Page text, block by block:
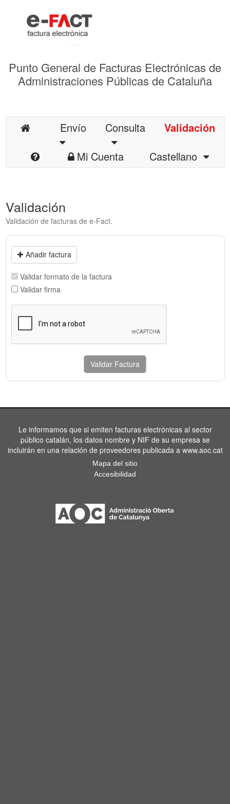
Punto General de Facturas Electrónicas de
Administraciones Públicas de Cataluña
Envío Consulta
Validación
Mi Cuenta
Castellano
Validación
Validación de facturas de e-Fact.
Añadir factura
Validar formato de la factura
Validar firma
Validar Factura
Le informamos que si emiten facturas electrónicas al sector
público catalán, los datos nombre y NIF de su empresa se
incluirán en una relación de proveedores publicada a www.aoc.cat
Mapa del sitio
Accesibilidad